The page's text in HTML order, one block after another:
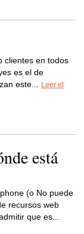
clientes en todos
es el de
este...
Leer el
está
(o No puede
recursos web
que es...